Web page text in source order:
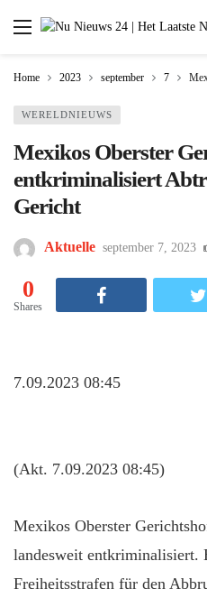
Home 2023 september 7
WERELDNIEUWS
Mexikos Oberster
entkriminalisiert
Gericht
Aktuelle september 7, 2023
0
Shares
7.09.2023 08:45
(Akt. 7.09.2023 08:45)
Mexikos Oberster
landesweit entkriminalisiert.
Freiheitsstrafen für den